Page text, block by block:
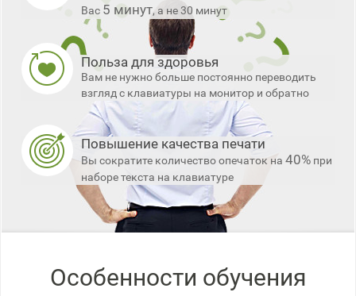
Вас 5 минут, а не 30 минут
Польза для здоровья
Вам не нужно больше постоянно переводить
взгляд с клавиатуры на монитор и обратно
Повышение качества печати
Вы сократите количество опечаток на 40% при
наборе текста на клавиатуре
Особенности обучения